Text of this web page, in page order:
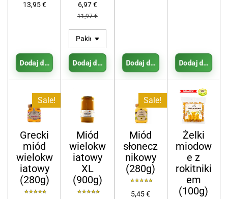
13,95 €
Dodaj do koszyka
6,97 €
11,97 €
Dodaj do koszykaDodaj do koszykaDodaj do
Sale!
Grecki
miód
wielokw
iatowy
(280g)
Miód
wielokw
iatowy
XL
(900g)
Sale!
Miód
słonecz
nikowy
(280g)
5,45 €
Żelki
miodow
e z
rokitniki
em
(100g)